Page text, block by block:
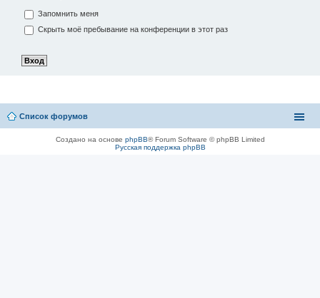
Запомнить меня
Скрыть моё пребывание на конференции в этот раз
Список форумов
Создано на основе phpBB® Forum Software © phpBB Limited
Русская поддержка phpBB